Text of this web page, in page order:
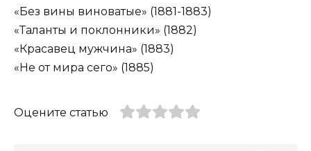
«Без вины виноватые» (1881-1883)
«Таланты и поклонники» (1882)
«Красавец мужчина» (1883)
«Не от мира сего» (1885)
Оцените статью